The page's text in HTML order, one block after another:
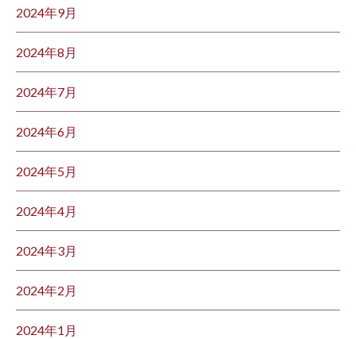
2024年9月
2024年8月
2024年7月
2024年6月
2024年5月
2024年4月
2024年3月
2024年2月
2024年1月